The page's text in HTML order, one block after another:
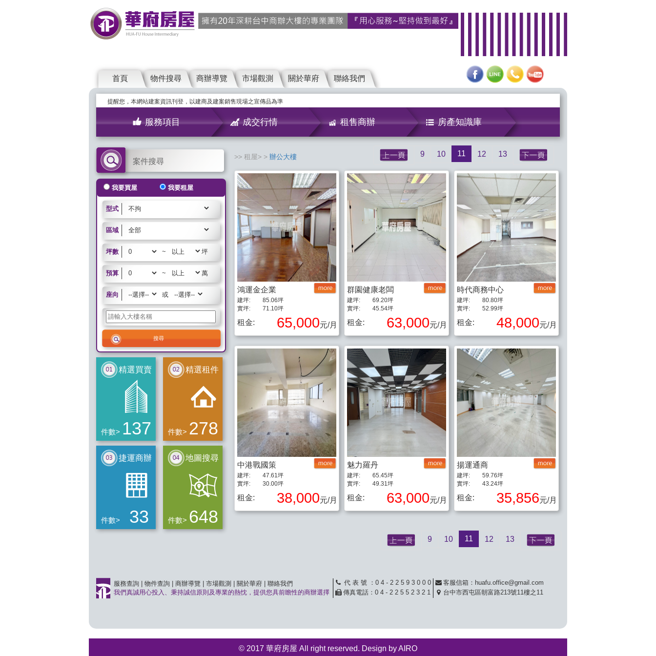
首頁 物件搜尋 商辦導覽 市場觀測 關於華府 聯絡我們
提醒您，本網站建案資訊刊登，以建商及建案銷售現場之宣傳品為準
服務項目 成交行情 租售商辦 房產知識庫
案件搜尋
我要買屋 我要租屋
型式
區域
坪數 ~ 坪
預算 ~ 萬
座向 或
精選買賣
件數> 137
精選租件
件數> 278
捷運商辦
件數> 33
地圖搜尋
件數> 648
租屋> 辦公大樓 9 10 11 12 13
鴻運金企業
建坪:
85.06坪
實坪:
71.10坪
租金: 65,000元/月
群園健康老闆
建坪:
69.20坪
實坪:
45.54坪
租金: 63,000元/月
時代商務中心
建坪:
80.80坪
實坪:
52.99坪
租金: 48,000元/月
中港戰國策
建坪:
47.61坪
實坪:
30.00坪
租金: 38,000元/月
魅力羅丹
建坪:
65.45坪
實坪:
49.31坪
租金: 63,000元/月
揚運通商
建坪:
59.76坪
實坪:
43.24坪
租金: 35,856元/月
9 10 11 12 13
服務查詢 物件查詢 商辦導覽 市場觀測 關於華府
聯絡我們
我們真誠用心投入、秉持誠信原則及專業的熱忱，提供您具前瞻性的商辦選擇
代 表 號 ：0 4 - 2 2 5 9 3 0 0 0
傳真電話 ：0 4 - 2 2 5 5 2 3 2 1
客服信箱：huafu.office@gmail.com
台中市西屯區朝富路213號11樓之11
© 2017 華府房屋 All right reserved. Design byAIRO